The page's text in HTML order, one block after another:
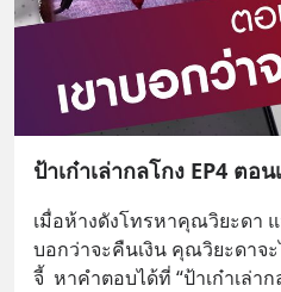
ป้าเก๋าเล่ากลโกง EP4 ตอ
เมื่อห้างดังโทรหาคุณวิยะดา
บอกว่าจะคืนเงิน คุณวิยะดาจะ
จี้  หาคำตอบได้ที่ “ป้าเก๋าเล่าก